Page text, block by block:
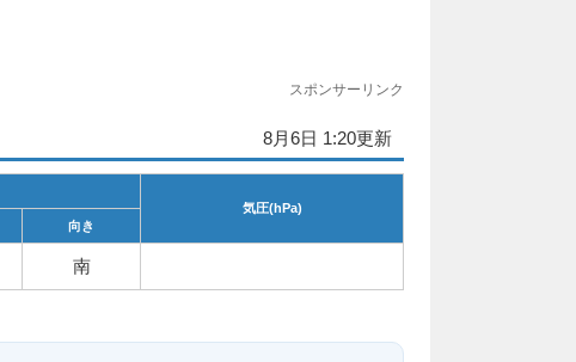
スポンサーリンク
8月6日 1:20更新
気圧(hPa)
向き
南